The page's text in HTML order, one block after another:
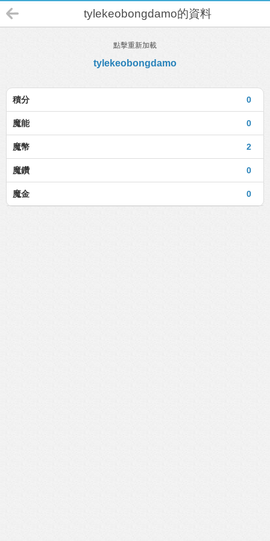
tylekeobongdamo的資料
點擊重新加載
tylekeobongdamo
0
積分
0
魔能
2
魔幣
0
魔鑽
0
魔金